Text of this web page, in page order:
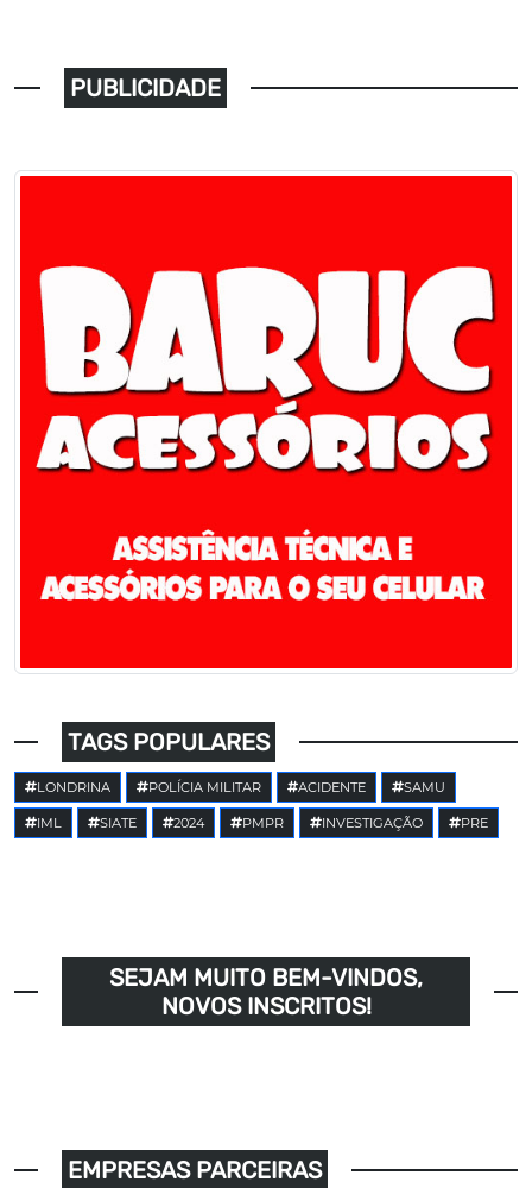
PUBLICIDADE
TAGS POPULARES
LONDRINA POLÍCIA MILITAR ACIDENTE SAMU
IML SIATE 2024 PMPR INVESTIGAÇÃO PRE
SEJAM MUITO BEM-VINDOS,
NOVOS INSCRITOS!
EMPRESAS PARCEIRAS